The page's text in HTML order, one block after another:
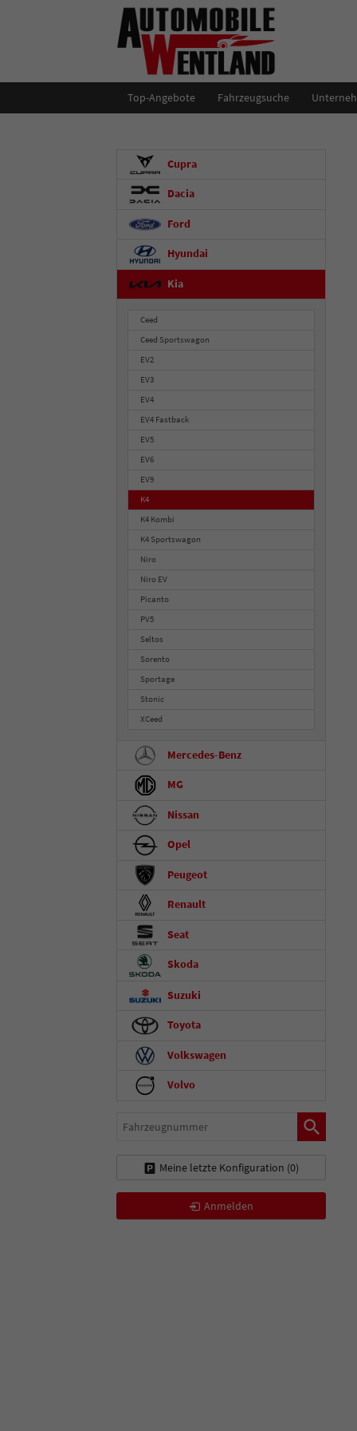
Top-Angebote Fahrzeugsuche
Cupra
Dacia
Ford
Hyundai
Kia
Ceed
Ceed Sportswagon
EV2
EV3
EV4
EV4 Fastback
EV5
EV6
EV9
K4
K4 Kombi
K4 Sportswagon
Niro
Niro EV
Picanto
PV5
Seltos
Sorento
Sportage
Stonic
XCeed
Mercedes-Benz
MG
Nissan
Opel
Peugeot
Renault
Seat
Skoda
Suzuki
Toyota
Volkswagen
Volvo
Fahrzeugnummer
Meine letzte Konfiguration (0)
Anmelden